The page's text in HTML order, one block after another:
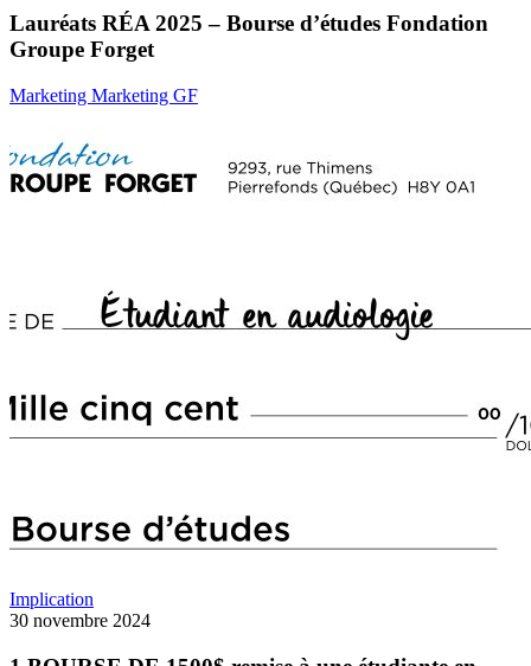
Lauréats RÉA 2025 – Bourse d’études Fondation
Groupe Forget
Marketing Marketing GF
Implication
30 novembre 2024